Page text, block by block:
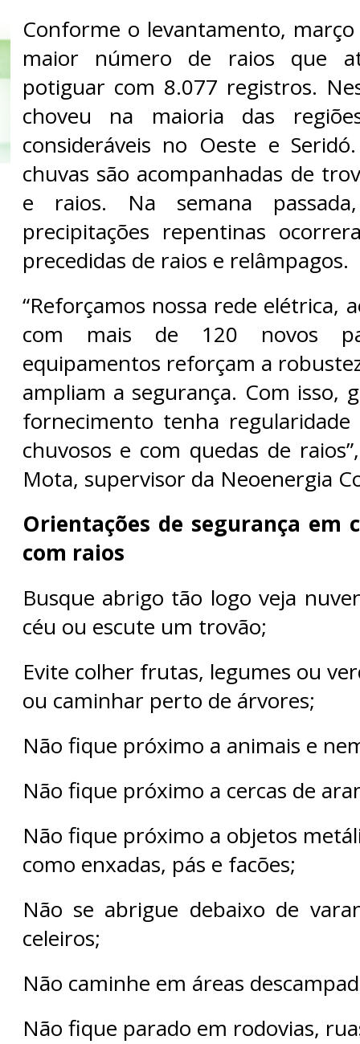
Conforme o levantamento,
maior número de raios que
potiguar com 8.077 registros.
choveu na maioria das
consideráveis no Oeste e
chuvas são acompanhadas de
e raios. Na semana
precipitações repentinas
precedidas de raios e relâmpagos.
“Reforçamos nossa rede elétrica,
com mais de 120 novos
equipamentos reforçam a
ampliam a segurança. Com isso,
fornecimento tenha
chuvosos e com quedas de
Mota, supervisor da Neoenergia
Orientações de segurança em
com raios
Busque abrigo tão logo veja
céu ou escute um trovão;
Evite colher frutas, legumes ou
ou caminhar perto de árvores;
Não fique próximo a animais e
Não fique próximo a cercas de
Não fique próximo a objetos
como enxadas, pás e facões;
Não se abrigue debaixo de
celeiros;
Não caminhe em áreas
Não fique parado em rodovias,